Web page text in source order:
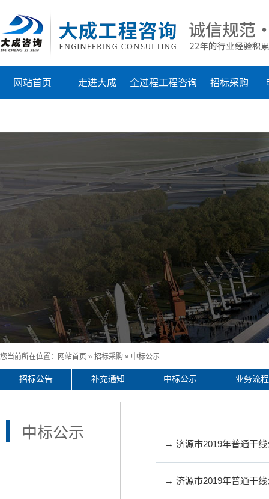
网站首页 走进大成 全过程工程咨询 招标采购
您当前所在位置： 网站首页 » 招标采购 » 中标公示
招标公告 补充通知 中标公示 业务流程
中标公示
→ 济源市2019年普通干
→ 济源市2019年普通干